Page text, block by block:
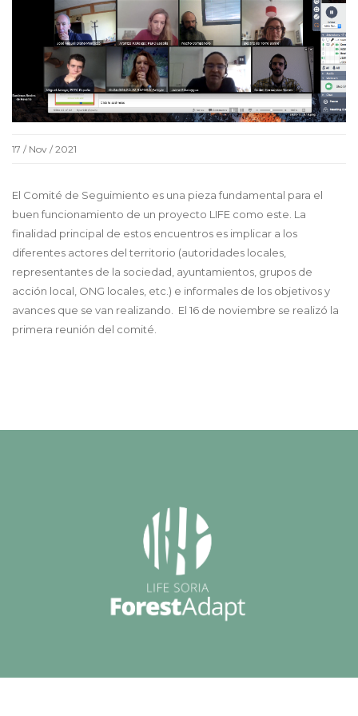
17 / Nov / 2021
El Comité de Seguimiento es una pieza fundamental para el
buen funcionamiento de un proyecto LIFE como este. La
finalidad principal de estos encuentros es implicar a los
diferentes actores del territorio (autoridades locales,
representantes de la sociedad, ayuntamientos, grupos de
acción local, ONG locales, etc.) e informales de los objetivos y
avances que se van realizando. El 16 de noviembre se realizó la
primera reunión del comité.